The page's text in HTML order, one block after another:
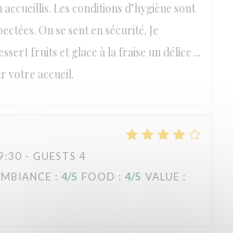
Les conditions d’hygiène sont
On se sent en sécurité. Je
fruits et glace à la fraise un délice ...
votre accueil.
- GUESTS 4
: 4/5 FOOD : 4/5 VALUE :